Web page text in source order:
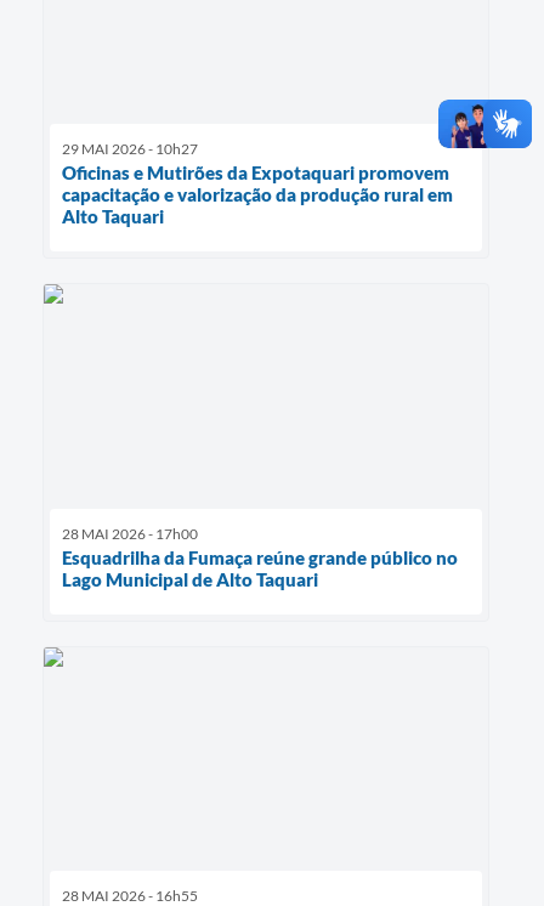
29 MAI 2026 - 10h27
Oficinas e Mutirões da Expotaquari promovem
capacitação e valorização da produção rural em
Alto Taquari
28 MAI 2026 - 17h00
Esquadrilha da Fumaça reúne grande público no
Lago Municipal de Alto Taquari
28 MAI 2026 - 16h55